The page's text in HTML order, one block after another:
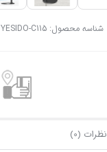
شناسه محصول: YESIDO-C115
نظرات (0)